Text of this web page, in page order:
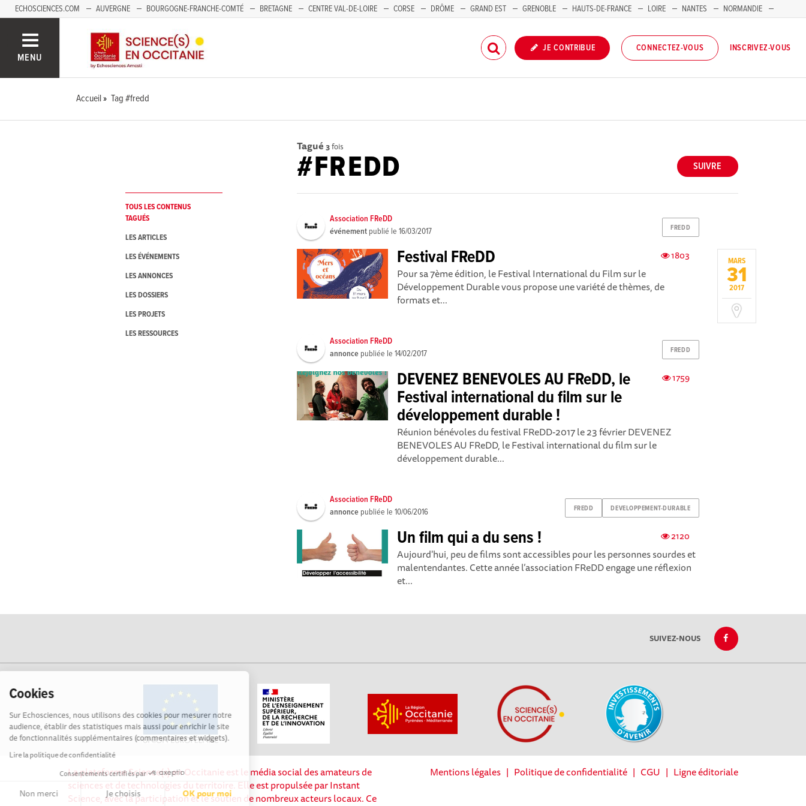
Cookies
Sur Echosciences, nous utilisons des cookies pour mesurer notre
audience, établir des statistiques mais aussi pour enrichir le site
de fonctionnalités supplémentaires (commentaires et widgets).
Lire la politique de confidentialité
Consentements certifiés par
Non merci Je choisis OK pour moi
ECHOSCIENCES.COM AUVERGNE BOURGOGNE-FRANCHE-COMTÉ BRETAGNE CENTRE VAL-DE-LOIRE CORSE DRÔME GRAND EST GRENOBLE HAUTS-DE-FRANCE LOIRE NANTES
NORMANDIE
MENU
JE CONTRIBUE CONNECTEZ-VOUS INSCRIVEZ-VOUS
Accueil Tag #fredd
TOUS LES CONTENUS
TAGUÉS
LES ARTICLES
LES ÉVÉNEMENTS
LES ANNONCES
LES DOSSIERS
LES PROJETS
LES RESSOURCES
Tagué 3fois
SUIVRE
#FREDD
FREDD
Association FReDD
événement publié le16/03/2017
MARS
31
2017
1803
Festival FReDD
Pour sa 7ème édition, le Festival International du Film sur le
Développement Durable vous propose une variété de thèmes, de
formats et...
FREDD
Association FReDD
annonce publiée le14/02/2017
1759
DEVENEZ BENEVOLES AU FReDD, le
Festival international du film sur le
développement durable !
Réunion bénévoles du festival FReDD-2017 le 23 février DEVENEZ
BENEVOLES AU FReDD, le Festival international du film sur le
développement durable...
FREDD DEVELOPPEMENT-DURABLE
Association FReDD
annonce publiée le10/06/2016
2120
Un film qui a du sens !
Aujourd'hui, peu de films sont accessibles pour les personnes sourdes et
malentendantes. Cette année l’association FReDD engage une réflexion
et...
SUIVEZ-NOUS
La plateforme Science(s) en Occitanie est le média social des amateurs de
sciences et de technologies du territoire. Elle est propulsée par Instant
Science, avec la participation et le soutien de nombreux acteurs locaux. Ce
Mentions légales| Politique de confidentialité| CGU | Ligne éditoriale